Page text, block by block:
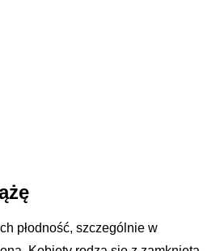
płodność, szczególnie w